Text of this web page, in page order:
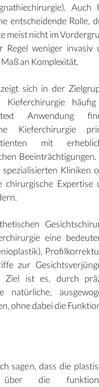
Auch
entscheidende Rolle,
meist nicht im
weniger invasiv
an Komplexität.
sich in der
Kieferchirurgie
Anwendung
Kieferchirurgie
mit
Beeinträchtigungen.
Kliniken
chirurgische Expertise
eine
zur
Ziel ist es, durch
natürliche,
ohne dabei die
sagen, dass die
über die